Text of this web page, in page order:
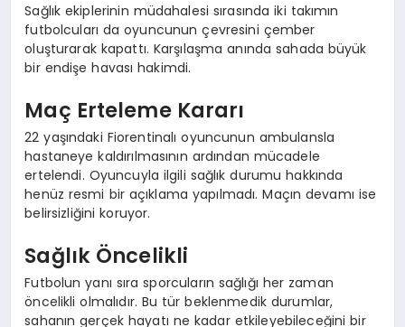
Sağlık ekiplerinin müdahalesi sırasında iki takımın
futbolcuları da oyuncunun çevresini çember
oluşturarak kapattı. Karşılaşma anında sahada büyük
bir endişe havası hakimdi.
Maç Erteleme Kararı
22 yaşındaki Fiorentinalı oyuncunun ambulansla
hastaneye kaldırılmasının ardından mücadele
ertelendi. Oyuncuyla ilgili sağlık durumu hakkında
henüz resmi bir açıklama yapılmadı. Maçın devamı ise
belirsizliğini koruyor.
Sağlık Öncelikli
Futbolun yanı sıra sporcuların sağlığı her zaman
öncelikli olmalıdır. Bu tür beklenmedik durumlar,
sahanın gerçek hayatı ne kadar etkileyebileceğini bir